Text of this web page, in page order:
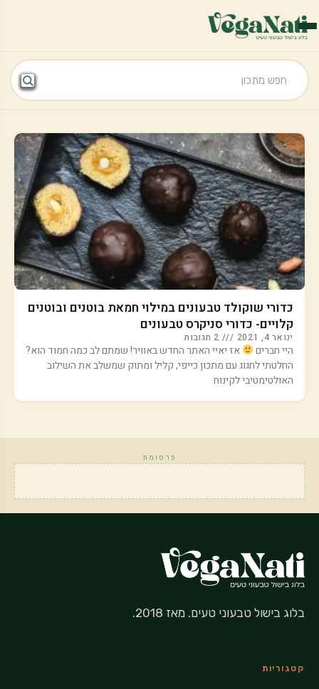
כדורי שוקולד טבעונים במילוי חמאת בוטנים ובוטנים
קלויים- כדורי סניקרס טבעונים
ינואר 4, 2021
היי חברים
אז יאיי האתר החדש באוויר! שמתם לב כמה חמוד הוא?
החלטתי לחגוג עם מתכון כייפי, קליל ומתוק שמשלב את השילוב
האולטימטיבי לקינוח
פרסומת
בלוג בישול טבעוני טעים. מאז 2018.
קטגוריות